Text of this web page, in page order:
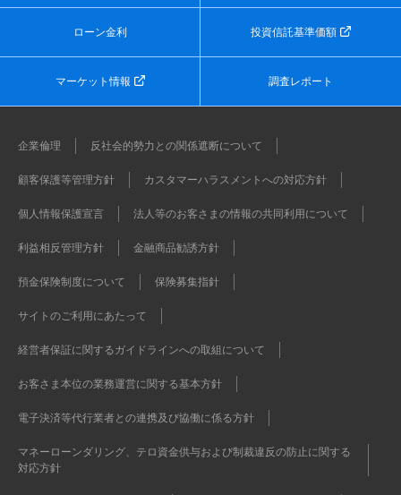
ローン金利 投資信託基準価額
マーケット情報 調査レポート
企業倫理 反社会的勢力との関係遮断について
顧客保護等管理方針 カスタマーハラスメントへの対応方針
個人情報保護宣言 法人等のお客さまの情報の共同利用について
利益相反管理方針 金融商品勧誘方針
預金保険制度について 保険募集指針
サイトのご利用にあたって
経営者保証に関するガイドラインへの取組について
お客さま本位の業務運営に関する基本方針
電子決済等代行業者との連携及び協働に係る方針
マネーローンダリング、テロ資金供与および制裁違反の防止に関する
対応方針